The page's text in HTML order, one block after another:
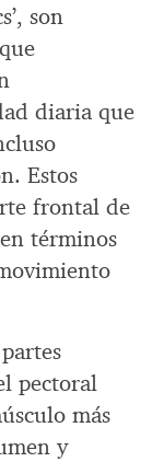
son
diaria que
Estos
frontal de
términos
pectoral
más
y